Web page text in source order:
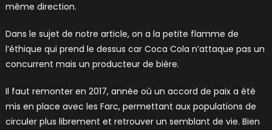
même direction.
Dans le sujet de notre article, on a la petite flamme de
l’éthique qui prend le dessus car Coca Cola n’attaque pas un
concurrent mais un producteur de bière.
Il faut remonter en 2017, année où un accord de paix a été
mis en place avec les Farc, permettant aux populations de
circuler plus librement et retrouver un semblant de vie. Bien